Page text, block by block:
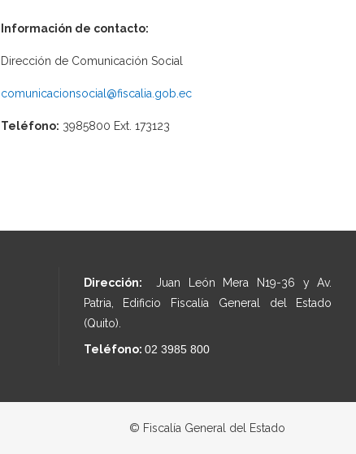
Información de contacto:
Dirección de Comunicación Social
comunicacionsocial@fiscalia.gob.ec
Teléfono: 3985800 Ext. 173123
Dirección: Juan León Mera N19-36 y Av.
Patria, Edificio Fiscalía General del Estado
(Quito).
Teléfono: 02 3985 800
© Fiscalía General del Estado